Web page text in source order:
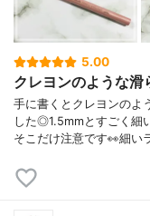
5.00
クレヨンのような滑
手に書くとクレヨンのよ
した◎1.5mmとすごく細
そこだけ注意です👀細い